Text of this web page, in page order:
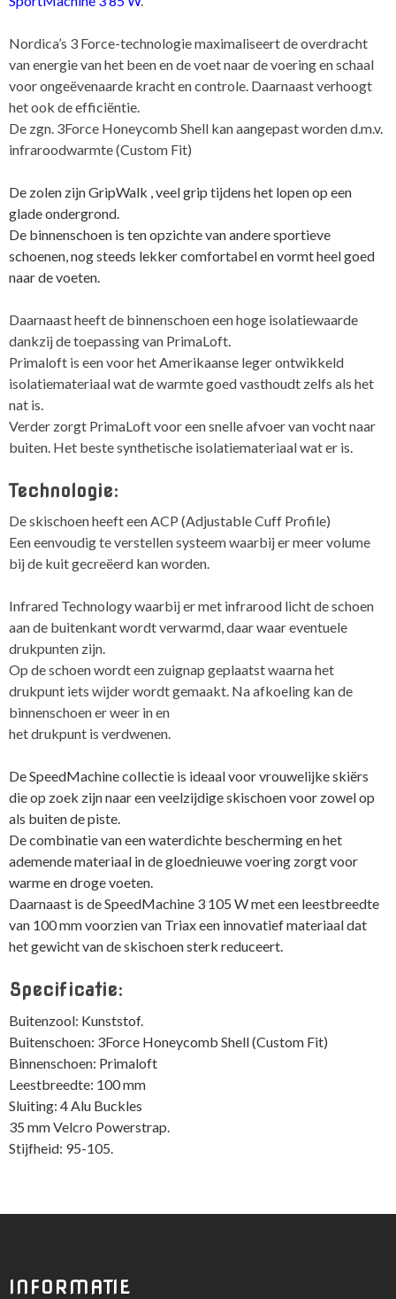
Nordica’s 3 Force-technologie maximaliseert de overdracht
van energie van het been en de voet naar de voering en schaal
voor ongeëvenaarde kracht en controle. Daarnaast verhoogt
het ook de efficiëntie.
De zgn. 3Force Honeycomb Shell kan aangepast worden d.m.v.
infraroodwarmte (Custom Fit)
De zolen zijn GripWalk , veel grip tijdens het lopen op een
glade ondergrond.
De binnenschoen is ten opzichte van andere sportieve
schoenen, nog steeds lekker comfortabel en vormt heel goed
naar de voeten.
Daarnaast heeft de binnenschoen een hoge isolatiewaarde
dankzij de toepassing van PrimaLoft.
Primaloft is een voor het Amerikaanse leger ontwikkeld
isolatiemateriaal wat de warmte goed vasthoudt zelfs als het
nat is.
Verder zorgt PrimaLoft voor een snelle afvoer van vocht naar
buiten. Het beste synthetische isolatiemateriaal wat er is.
Technologie:
De skischoen heeft een ACP (Adjustable Cuff Profile)
Een eenvoudig te verstellen systeem waarbij er meer volume
bij de kuit gecreëerd kan worden.
Infrared Technology waarbij er met infrarood licht de schoen
aan de buitenkant wordt verwarmd, daar waar eventuele
drukpunten zijn.
Op de schoen wordt een zuignap geplaatst waarna het
drukpunt iets wijder wordt gemaakt. Na afkoeling kan de
binnenschoen er weer in en
het drukpunt is verdwenen.
De SpeedMachine collectie is ideaal voor vrouwelijke skiërs
die op zoek zijn naar een veelzijdige skischoen voor zowel op
als buiten de piste.
De combinatie van een waterdichte bescherming en het
ademende materiaal in de gloednieuwe voering zorgt voor
warme en droge voeten.
Daarnaast is de SpeedMachine 3 105 W met een leestbreedte
van 100 mm voorzien van Triax een innovatief materiaal dat
het gewicht van de skischoen sterk reduceert.
Specificatie:
Buitenzool: Kunststof.
Buitenschoen: 3Force Honeycomb Shell (Custom Fit)
Binnenschoen: Primaloft
Leestbreedte: 100 mm
Sluiting: 4 Alu Buckles
35 mm Velcro Powerstrap.
Stijfheid: 95-105.
INFORMATIE